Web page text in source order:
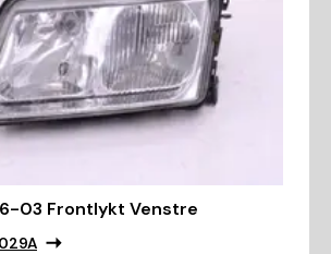
03 Frontlykt Venstre